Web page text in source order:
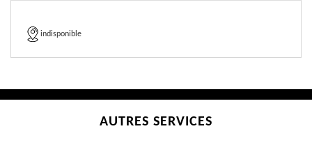
indisponible
AUTRES SERVICES